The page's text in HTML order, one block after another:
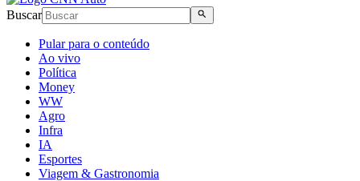
Buscar
Pular para o conteúdo
Ao vivo
Política
Money
WW
Agro
Infra
IA
Esportes
Viagem & Gastronomia